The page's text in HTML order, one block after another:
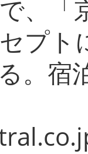
、「
プト
。宿